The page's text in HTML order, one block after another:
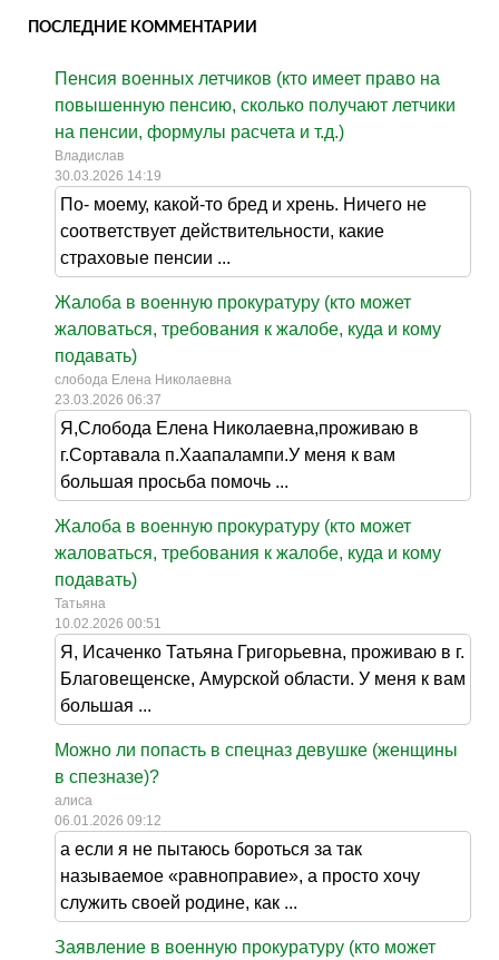
ПОСЛЕДНИЕ КОММЕНТАРИИ
Пенсия военных летчиков (кто имеет право на
повышенную пенсию, сколько получают летчики
на пенсии, формулы расчета и т.д.)
Владислав
30.03.2026 14:19
По- моему, какой-то бред и хрень. Ничего не
соответствует действительности, какие
страховые пенсии ...
Жалоба в военную прокуратуру (кто может
жаловаться, требования к жалобе, куда и кому
подавать)
слобода Елена Николаевна
23.03.2026 06:37
Я,Слобода Елена Николаевна,проживаю в
г.Сортавала п.Хаапалампи.У меня к вам
большая просьба помочь ...
Жалоба в военную прокуратуру (кто может
жаловаться, требования к жалобе, куда и кому
подавать)
Татьяна
10.02.2026 00:51
Я, Исаченко Татьяна Григорьевна, проживаю в г.
Благовещенске, Амурской области. У меня к вам
большая ...
Можно ли попасть в спецназ девушке (женщины
в спезназе)?
алиса
06.01.2026 09:12
а если я не пытаюсь бороться за так
называемое «равноправие», а просто хочу
служить своей родине, как ...
Заявление в военную прокуратуру (кто может